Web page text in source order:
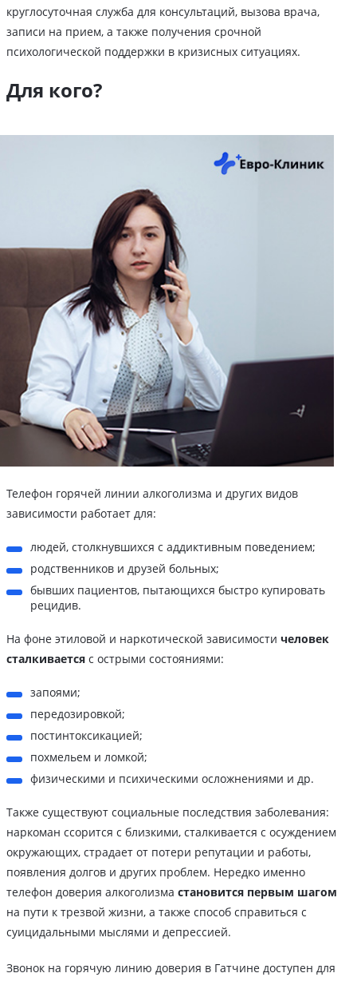
круглосуточная служба для консультаций, вызова врача,
записи на прием, а также получения срочной
психологической поддержки в кризисных ситуациях.
Для кого?
Телефон горячей линии алкоголизма и других видов
зависимости работает для:
людей, столкнувшихся с аддиктивным поведением;
родственников и друзей больных;
бывших пациентов, пытающихся быстро купировать
рецидив.
На фоне этиловой и наркотической зависимости человек
сталкивается с острыми состояниями:
запоями;
передозировкой;
постинтоксикацией;
похмельем и ломкой;
физическими и психическими осложнениями и др.
Также существуют социальные последствия заболевания:
наркоман ссорится с близкими, сталкивается с осуждением
окружающих, страдает от потери репутации и работы,
появления долгов и других проблем. Нередко именно
телефон доверия алкоголизма становится первым шагом
на пути к трезвой жизни, а также способ справиться с
суицидальными мыслями и депрессией.
Звонок на горячую линию доверия в Гатчине доступен для